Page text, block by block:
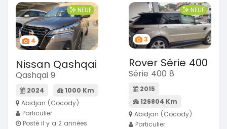
4
NEUF
Nissan Qashqai
Qashqai 9
2024
1000 Km
Abidjan (Cocody)
Particulier
Posté il y a 2 années
3
NEUF
Rover Série 400
Série 400 8
2015
126804 Km
Abidjan (Cocody)
Particulier